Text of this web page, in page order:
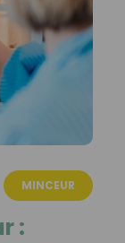
MINCEUR
: